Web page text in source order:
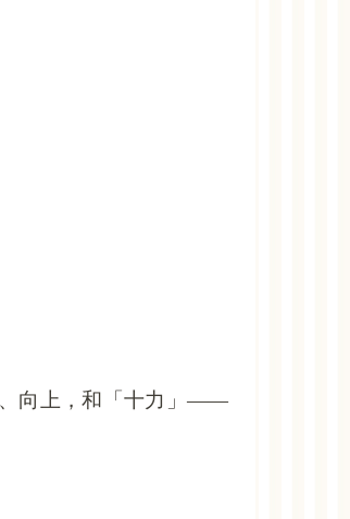
、向上，和「十力」——